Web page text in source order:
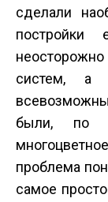
сделали
систем, а
были, по
проблема
самое